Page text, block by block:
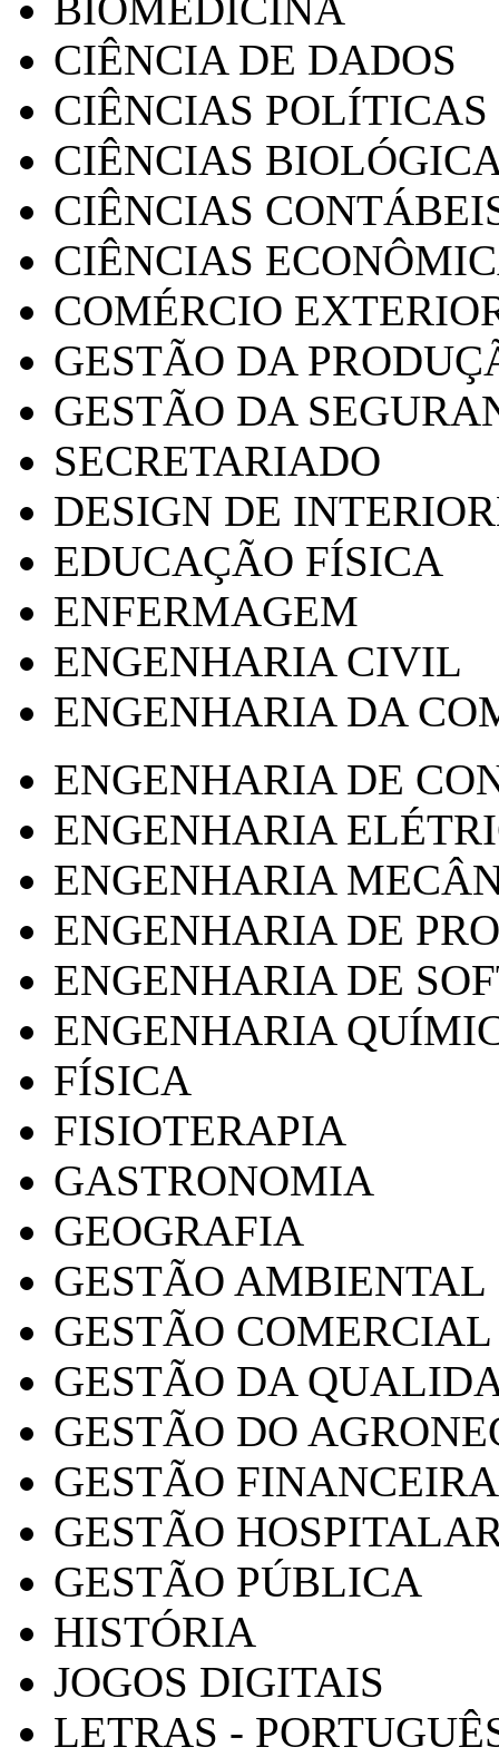
CIÊNCIA DE DADOS
CIÊNCIAS POLÍTICAS
CIÊNCIAS
CIÊNCIAS
CIÊNCIAS
COMÉRCIO
GESTÃO DA
GESTÃO DA
SECRETARIADO
DESIGN DE
EDUCAÇÃO FÍSICA
ENFERMAGEM
ENGENHARIA CIVIL
ENGENHARIA DA
ENGENHARIA DE
ENGENHARIA
ENGENHARIA
ENGENHARIA DE
ENGENHARIA DE
ENGENHARIA
FÍSICA
FISIOTERAPIA
GASTRONOMIA
GEOGRAFIA
GESTÃO AMBIENTAL
GESTÃO COMERCIAL
GESTÃO DA
GESTÃO DO
GESTÃO FINANCEIRA
GESTÃO
GESTÃO PÚBLICA
HISTÓRIA
JOGOS DIGITAIS
LETRAS -